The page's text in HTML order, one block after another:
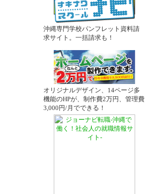
沖縄専門学校パンフレット資料請
求サイト。一括請求も！
オリジナルデザイン、14ページ多
機能のHPが、制作費2万円、管理費
3,000円/月でできる！